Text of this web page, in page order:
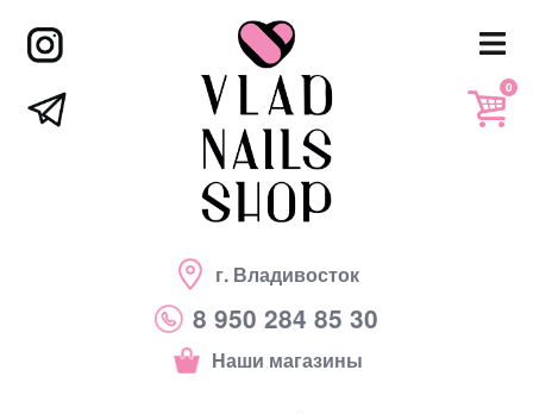
г. Владивосток
8 950 284 85 30
Наши магазины
0